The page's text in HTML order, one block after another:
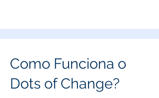
Como Funciona o
Dots of Change?